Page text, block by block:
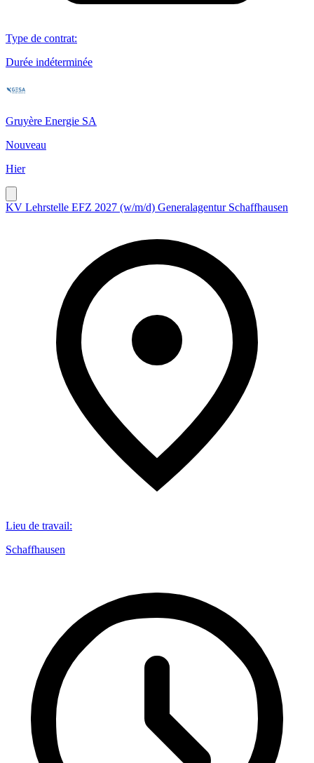
Type de contrat:
Durée indéterminée
Gruyère Energie SA
Nouveau
Hier
KV Lehrstelle EFZ 2027 (w/m/d) Generalagentur Schaffhausen
Lieu de travail:
Schaffhausen